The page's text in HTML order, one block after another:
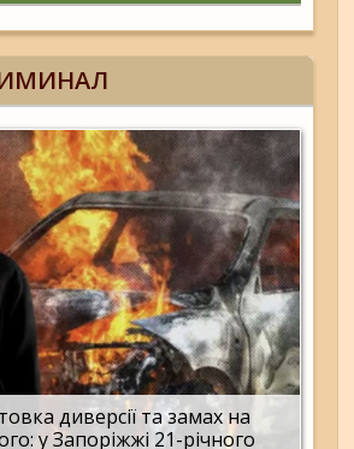
диверсії та замах на
у Запоріжжі 21-річного